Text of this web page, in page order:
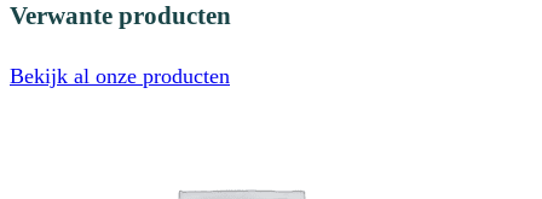
de
heeft
variaties.
Verwante producten
Bekijk al onze producten